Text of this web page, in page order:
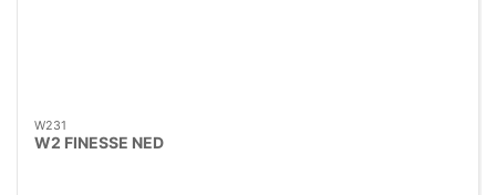
W231
W2 FINESSE NED